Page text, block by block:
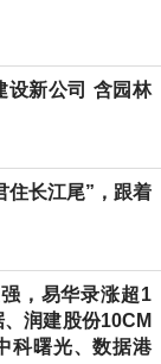
设新公司 含园林
住长江尾”，跟着
，易华录涨超1
润建股份10CM
科曙光、数据港